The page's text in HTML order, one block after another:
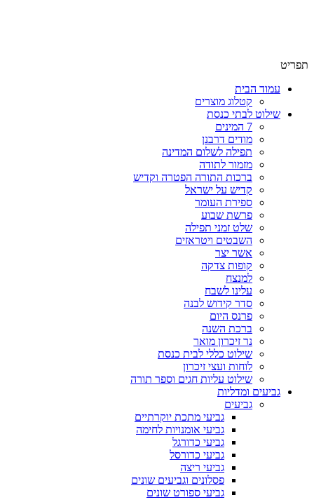
תפריט
עמוד הבית
קטלוג מוצרים
שילוט לבתי כנסת
7 המינים
מודים דרבנן
תפילה לשלום המדינה
מזמור לתודה
ברכות התורה הפטרה וקדיש
קדיש על ישראל
ספירת העומר
פרשת שבוע
שלט זמני תפילה
השבטים ויטראזים
אשר יצר
קופות צדקה
למנצח
עלינו לשבח
סדר קידוש לבנה
פרנס היום
ברכת השנה
נר זיכרון מואר
שילוט כללי לבית כנסת
לוחות ועצי זיכרון
שילוט עליות חגים וספר תורה
גביעים ומדליות
גביעים
גביעי מתכת יוקרתיים
גביעי אומנויות לחימה
גביעי כדורגל
גביעי כדורסל
גביעי ריצה
פסלונים וגביעים שונים
גביעי ספורט שונים